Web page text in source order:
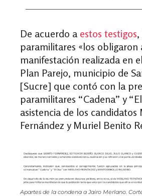
De acuerdo a estos testigos,
paramilitares «los obligaron
manifestación realizada en
Plan Parejo, municipio de
[Sucre] que contó con la
paramilitares “Cadena” y
asistencia de los candidatos
Fernández y Muriel Benito
Apartes de la condena a Jairo Merlano.